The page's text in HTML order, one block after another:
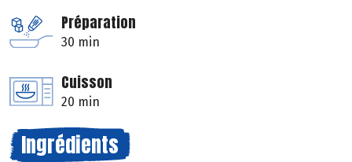
Préparation
30 min
Cuisson
20 min
Ingrédients